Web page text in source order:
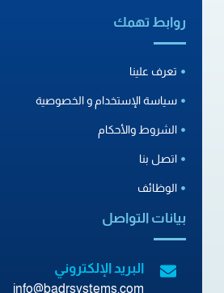
روابط تهمك
تعرف علينا
سياسة الإستخدام و الخصوصية
الشروط والأحكام
اتصل بنا
الوظائف
بيانات التواصل
البريد الإلكتروني
info@badrsystems.com